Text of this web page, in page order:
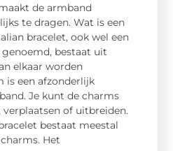
de armband
te dragen. Wat is een
bracelet, ook wel een
bestaat uit
elkaar worden
is een afzonderlijk
Je kunt de charms
of uitbreiden.
bestaat meestal
Het